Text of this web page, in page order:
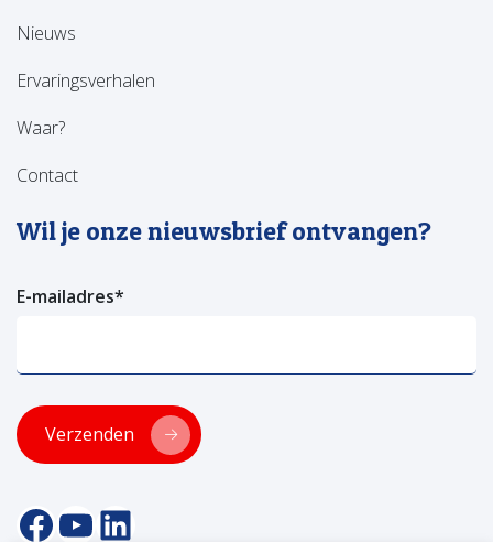
Nieuws
Ervaringsverhalen
Waar?
Contact
Wil je onze nieuwsbrief ontvangen?
E-mailadres*
Verzenden
facebookpagina van versa welzijn
YouTube pagina Versa Welzijn
Linkedin pagina Versa Welzijn